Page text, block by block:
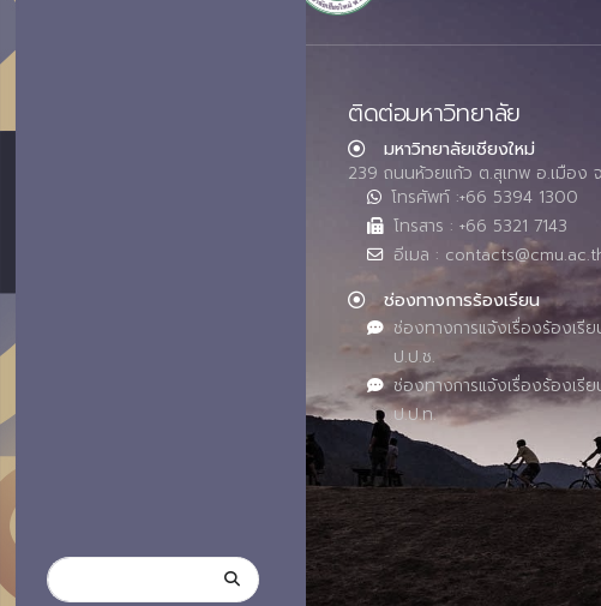
ติดต่อมหาวิทยาลัย
มหาวิทยาลัยเชียงใหม่
239 ถนนห้วยแก้ว ต.สุเทพ อ.เมือง
โทรศัพท์ :+66 5394 1300
โทรสาร : +66 5321 7143
อีเมล :
ช่องทางการร้องเรียน
ช่องทางการแจ้งเรื่องร้องเรี
ป.ป.ช.
ช่องทางการแจ้งเรื่องร้องเรี
ป.ป.ท.